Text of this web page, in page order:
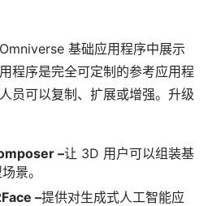
基础应用程序中展示
程序是完全可定制的参考应用程
员可以复制、扩展或增强。升级
–让 3D 用户可以组装基
景。
–提供对生成式人工智能应